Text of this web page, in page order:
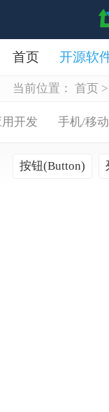
首页 开源软
当前位置： 首页 >
用开发 手机/移
按钮(Button)